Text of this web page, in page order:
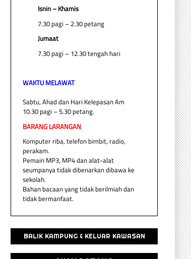
Isnin – Khamis
7.30 pagi – 2.30 petang
Jumaat
7.30 pagi – 12.30 tengah hari
WAKTU MELAWAT
Sabtu, Ahad dan Hari Kelepasan Am
10.30 pagi – 5.30 petang.
BARANG LARANGAN
Komputer riba, telefon bimbit, radio,
perakam.
Pemain MP3, MP4 dan alat-alat
seumpanya tidak dibenarkan dibawa ke
sekolah.
Bahan bacaan yang tidak berilmiah dan
tidak bermanfaat.
BALIK KAMPUNG & KELUAR KAWASAN